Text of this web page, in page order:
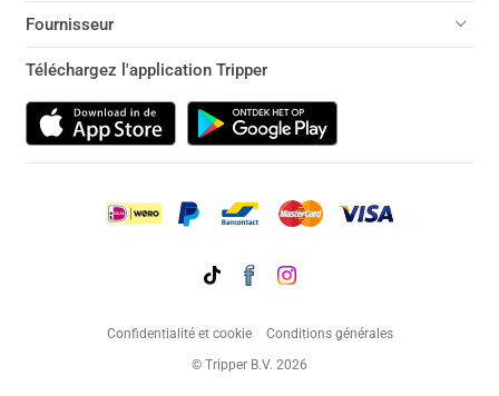
Fournisseur
Téléchargez l'application Tripper
Confidentialité et cookie
Conditions générales
© Tripper B.V. 2026